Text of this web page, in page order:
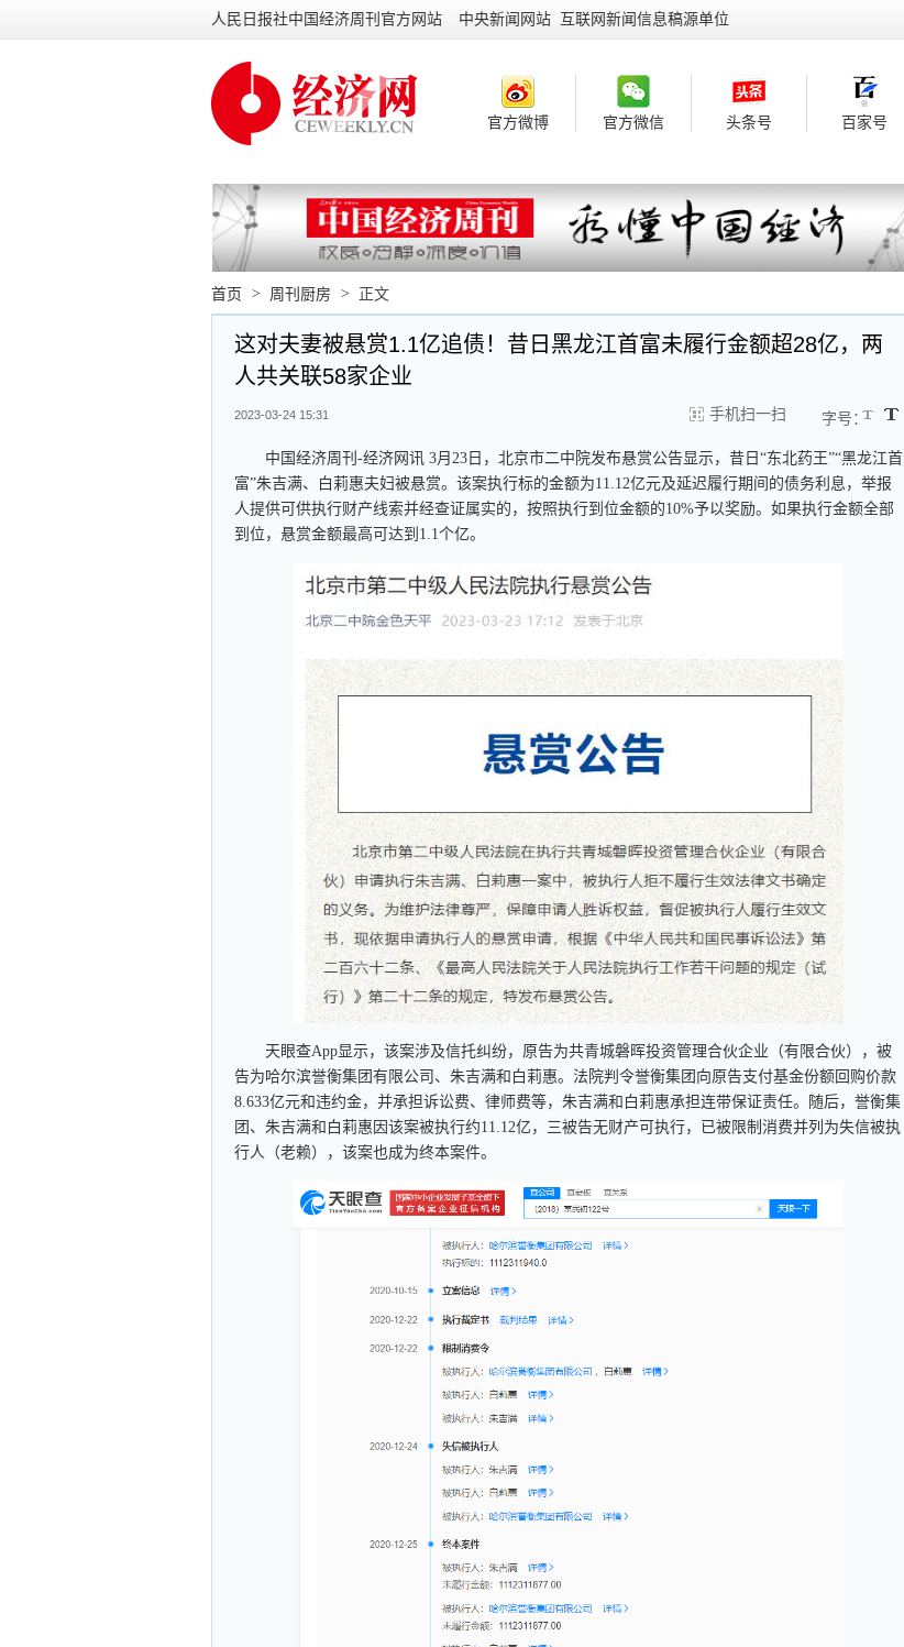
人民日报社中国经济周刊官方网站 中央新闻网站 互联网新闻信息稿源单位
官方微博 官方微信 头条号 百家号
首页 > 周刊厨房 > 正文
这对夫妻被悬赏1.1亿追债！昔日黑龙江首富未履行金额超28亿，两
人共关联58家企业
2023-03-24 15:31 手机扫一扫 字号：
中国经济周刊-经济网讯 3月23日，北京市二中院发布悬赏公告显示，昔日“东北药王”“黑龙江首
富”朱吉满、白莉惠夫妇被悬赏。该案执行标的金额为11.12亿元及延迟履行期间的债务利息，举报
人提供可供执行财产线索并经查证属实的，按照执行到位金额的10%予以奖励。如果执行金额全部
到位，悬赏金额最高可达到1.1个亿。
天眼查App显示，该案涉及信托纠纷，原告为共青城磐晖投资管理合伙企业（有限合伙），被
告为哈尔滨誉衡集团有限公司、朱吉满和白莉惠。法院判令誉衡集团向原告支付基金份额回购价款
8.633亿元和违约金，并承担诉讼费、律师费等，朱吉满和白莉惠承担连带保证责任。随后，誉衡集
团、朱吉满和白莉惠因该案被执行约11.12亿，三被告无财产可执行，已被限制消费并列为失信被执
行人（老赖），该案也成为终本案件。